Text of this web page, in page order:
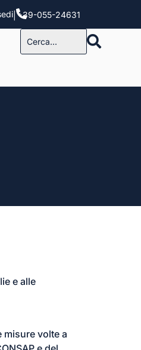
+39-055-24631
e alle
misure volte a